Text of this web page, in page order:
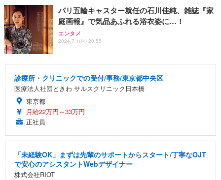
パリ五輪キャスター就任の石川佳純、雑誌『家
庭画報』で気品あふれる浴衣姿に…！
エンタメ
2024.7.1(月) 20:55
診療所・クリニックでの受付/事務/東京都中央区
医療法人社団ときわ サルスクリニック日本橋
東京都
月給22万円～33万円
正社員
「未経験OK」まずは先輩のサポートからスタート/丁寧なOJT
で安心のアシスタントWebデザイナー
株式会社RIOT